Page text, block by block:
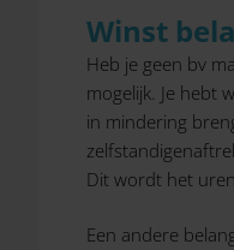
Winst
Heb je geen bv
mogelijk. Je hebt
in mindering
Dit wordt het
Een andere